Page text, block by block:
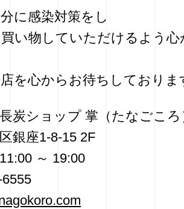
に感染対策をし
い物していただけるよう
を心からお待ちしておりま
炭ショップ 掌（たなごころ
銀座1-8-15 2F
～ 19:00